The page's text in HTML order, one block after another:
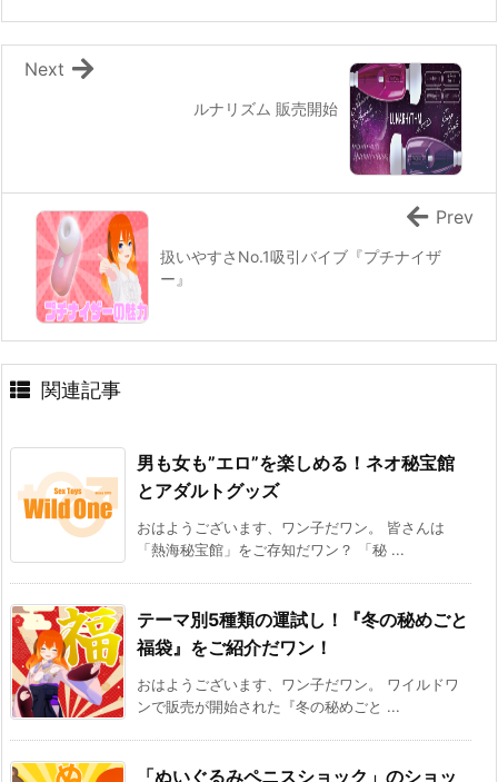
ルナリズム 販売開始
Next
扱いやすさNo.1吸引バイブ『プチナイザ
ー』
Prev
関連記事
男も女も”エロ”を楽しめる！ネオ秘宝館
とアダルトグッズ
おはようございます、ワン子だワン。 皆さんは
「熱海秘宝館」をご存知だワン？ 「秘 ...
テーマ別5種類の運試し！『冬の秘めごと
福袋』をご紹介だワン！
おはようございます、ワン子だワン。 ワイルドワ
ンで販売が開始された『冬の秘めごと ...
「ぬいぐるみペニスショック」のショッ